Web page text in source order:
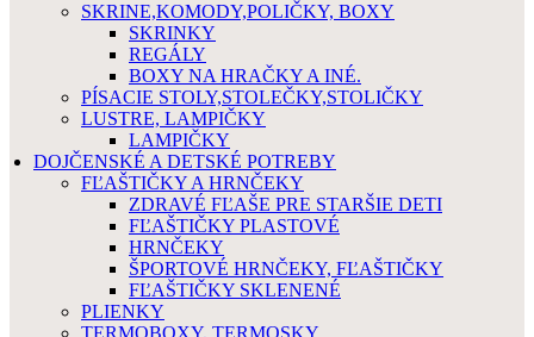
SKRINE,KOMODY,POLIČKY, BOXY
SKRINKY
REGÁLY
BOXY NA HRAČKY A INÉ.
PÍSACIE STOLY,STOLEČKY,STOLIČKY
LUSTRE, LAMPIČKY
LAMPIČKY
DOJČENSKÉ A DETSKÉ POTREBY
FĽAŠTIČKY A HRNČEKY
ZDRAVÉ FĽAŠE PRE STARŠIE DETI
FĽAŠTIČKY PLASTOVÉ
HRNČEKY
ŠPORTOVÉ HRNČEKY, FĽAŠTIČKY
FĽAŠTIČKY SKLENENÉ
PLIENKY
TERMOBOXY, TERMOSKY